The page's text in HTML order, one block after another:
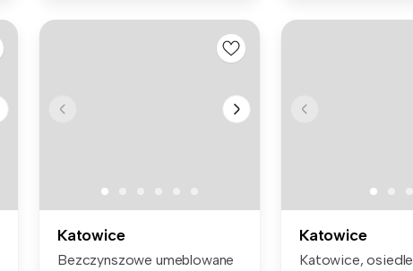
Katowice
Bezczynszowe umeblowane
Katowice
Katowice, osiedle